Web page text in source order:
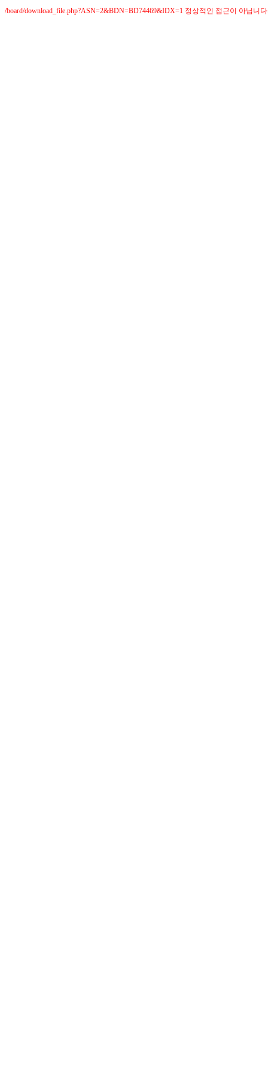
/board/download_file.php?ASN=2&BDN=BD74469&IDX=1 정상적인 접근이 아닙니